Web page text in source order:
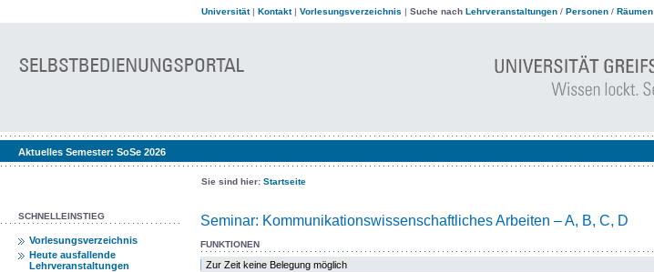
Universität| Kontakt| Vorlesungsverzeichnis | Suche nach Lehrveranstaltungen / Personen / Räumen
Aktuelles Semester: SoSe 2026
Sie sind hier: Startseite
SCHNELLEINSTIEG
Vorlesungsverzeichnis
Heute ausfallende
Lehrveranstaltungen
Seminar: Kommunikationswissenschaftliches Arbeiten – A, B, C, D
FUNKTIONEN
Zur Zeit keine Belegung möglich